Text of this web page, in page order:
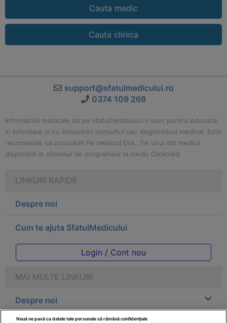
Cauta medic
Cauta clinica
support@sfatulmedicului.ro
0374 109 268
Informatiile medicale de pe sfatulmedicului.ro sunt pentru educatie
si informare si nu inlocuiesc consultul sau diagnosticul medical. Este
recomandat sa consultati fie medicul Dvs., fie unul din medicii
disponibili in sistemul de programare la medic Clickmed.
LINKURI RAPIDE
Despre noi
Cum te ajuta SfatulMedicului
Login / Cont nou
MAI MULTE LINKURI
Despre noi
Nouă ne pasă ca datele tale personale să rămână confidențiale